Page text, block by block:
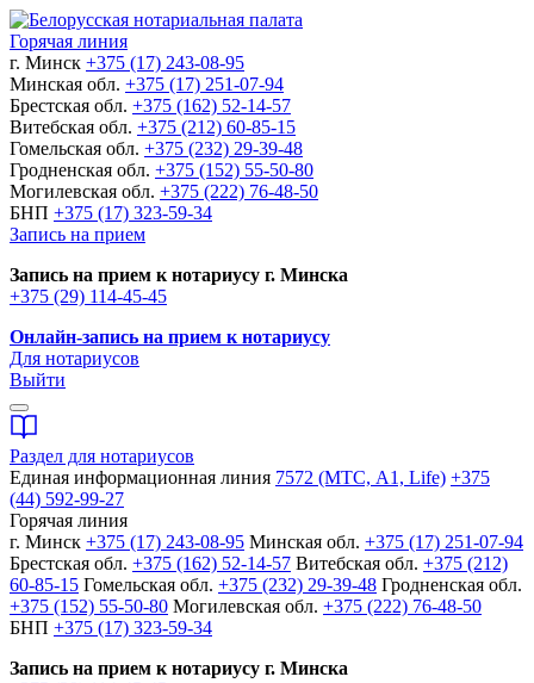
Горячая линия
г. Минск +375 (17) 243-08-95
Минская обл. +375 (17) 251-07-94
Брестская обл. +375 (162) 52-14-57
Витебская обл. +375 (212) 60-85-15
Гомельская обл. +375 (232) 29-39-48
Гродненская обл. +375 (152) 55-50-80
Могилевская обл. +375 (222) 76-48-50
БНП +375 (17) 323-59-34
Запись на прием
Запись на прием к нотариусу г. Минска
+375 (29) 114-45-45
Онлайн-запись на прием к нотариусу
Для нотариусов
Выйти
Раздел для нотариусов
Единая информационная линия 7572 (МТС, A1, Life) +375
(44) 592-99-27
Горячая линия
г. Минск +375 (17) 243-08-95 Минская обл. +375 (17) 251-07-94
Брестская обл. +375 (162) 52-14-57 Витебская обл. +375 (212)
60-85-15 Гомельская обл. +375 (232) 29-39-48 Гродненская обл.
+375 (152) 55-50-80 Могилевская обл. +375 (222) 76-48-50
БНП +375 (17) 323-59-34
Запись на прием к нотариусу г. Минска